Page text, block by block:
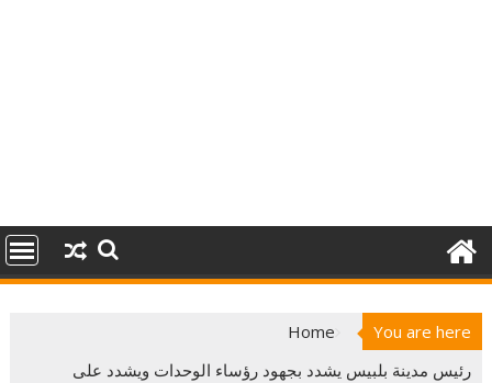
You are here
Home
رئيس مدينة بلبيس يشدد بجهود رؤساء الوحدات ويشدد على